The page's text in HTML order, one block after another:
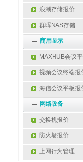
浪潮存储报价
群晖NAS存储
商用显示
MAXHUB会议
视频会议终端报
海信会议平板报
网络设备
交换机报价
防火墙报价
上网行为管理